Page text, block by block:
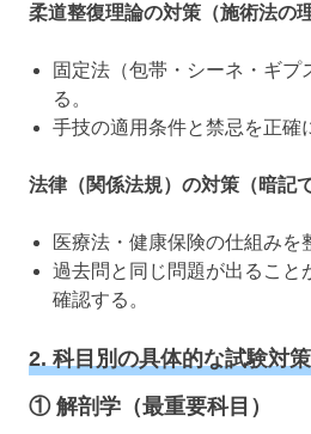
柔道整復理論の対策（施術法の理
固定法（包帯・シーネ・ギプ
る。
手技の適用条件と禁忌を正確
法律（関係法規）の対策（暗記
医療法・健康保険の仕組みを
過去問と同じ問題が出ること
確認する。
2. 科目別の具体的な試験対策
① 解剖学（最重要科目）